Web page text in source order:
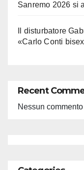
Sanremo 2026 si
Il disturbatore
«Carlo Conti
Recent
Nessun